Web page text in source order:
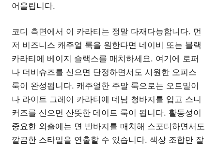
어울립니다.
코디 측면에서 이 카라티는 정말 다재다능합니다. 먼
저 비즈니스 캐주얼 룩을 원한다면 네이비 또는 블랙
카라티에 베이지 슬랙스를 매치하세요. 여기에 로퍼
나 더비슈즈를 신으면 단정하면서도 시원한 오피스
룩이 완성됩니다. 캐주얼한 주말 룩으로는 오트밀이
나 라이트 그레이 카라티에 데님 청바지를 입고 스니
커즈를 신으면 산뜻한 데이트 룩이 됩니다. 활동성이
중요한 외출에는 면 반바지를 매치해 스포티하면서도
깔끔한 스타일을 연출할 수 있습니다. 색상 조합만 잘